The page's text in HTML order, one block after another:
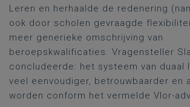
Leren en herhaalde de redenering
ook door scholen gevraagde
meer generieke omschrijving van
beroepskwalificaties. Vragensteller
concludeerde: het systeem van duaal
veel eenvoudiger, betrouwbaarder en
worden conform het vermelde Vlor-